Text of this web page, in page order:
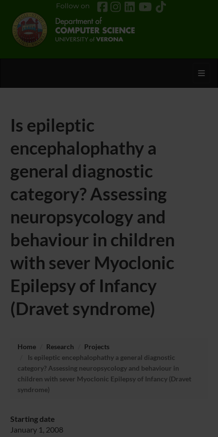
Follow on
Is epileptic
encephalophathy a
general diagnostic
category? Assessing
neuropsycology and
behaviour in children
with sever Myoclonic
Epilepsy of Infancy
(Dravet syndrome)
Home Research
Projects
Is epileptic encephalophathy a general diagnostic
category? Assessing neuropsycology and behaviour in
children with sever Myoclonic Epilepsy of Infancy (Dravet
syndrome)
Starting date
January 1, 2008